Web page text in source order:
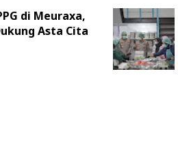
di Meuraxa,
Asta Cita